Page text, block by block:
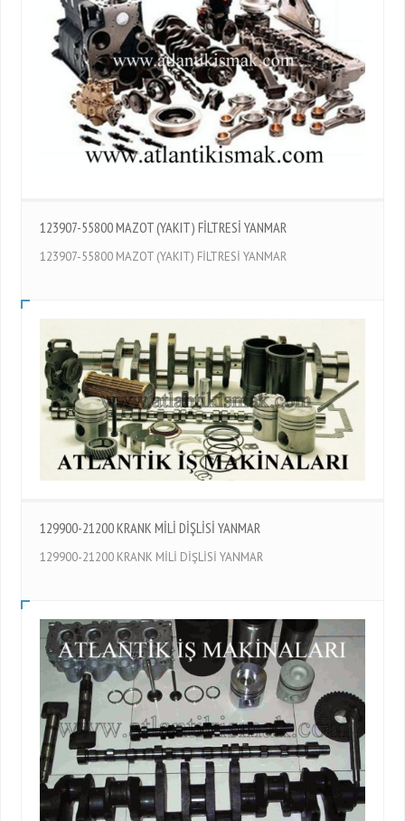
123907-55800 MAZOT (YAKIT) FİLTRESİ YANMAR
123907-55800 MAZOT (YAKIT) FİLTRESİ YANMAR
129900-21200 KRANK MİLİ DİŞLİSİ YANMAR
129900-21200 KRANK MİLİ DİŞLİSİ YANMAR